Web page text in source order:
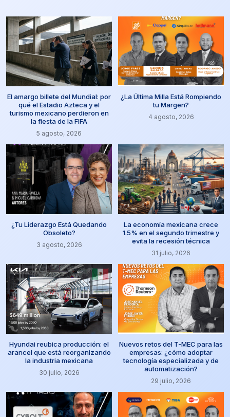
El amargo billete del Mundial: por
qué el Estadio Azteca y el
turismo mexicano perdieron en
la fiesta de la FIFA
5 agosto, 2026
¿La Última Milla Está Rompiendo
tu Margen?
4 agosto, 2026
¿Tu Liderazgo Está Quedando
Obsoleto?
3 agosto, 2026
La economía mexicana crece
1.5% en el segundo trimestre y
evita la recesión técnica
31 julio, 2026
Hyundai reubica producción: el
arancel que está reorganizando
la industria mexicana
30 julio, 2026
Nuevos retos del T-MEC para las
empresas: ¿cómo adoptar
tecnología especializada y de
automatización?
29 julio, 2026